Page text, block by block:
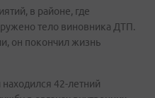
в районе, где
тело виновника ДТП.
он покончил жизнь
42-летний